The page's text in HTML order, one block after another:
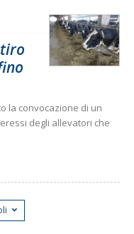
la convocazione di un
degli allevatori che